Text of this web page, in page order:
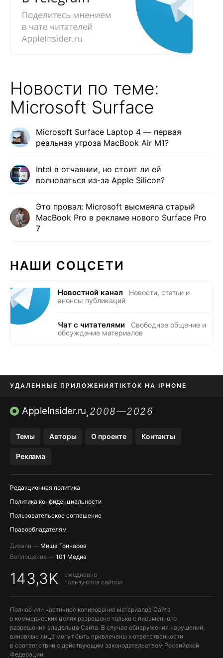
Новости по теме:
Microsoft Surface
Microsoft Surface Laptop 4 — первая
реальная угроза MacBook Air M1?
Intel в отчаянии, но стоит ли ей
волноваться из-за Apple Silicon?
Это провал: Microsoft высмеяла старый
MacBook Pro в рекламе нового Surface Pro
7
НАШИ СОЦСЕТИ
Новостной канал
Новости, статьи и
анонсы публикаций
Чат с читателями
Свободное общение и
обсуждение материалов
УДАЛЕННЫЕ ПРИЛОЖЕНИЯTIKTOK НА IPHONE
ПРИЛОЖЕНИЯ БЕЗ APP STORE
AppleInsider.ru,2008—2026
Темы Авторы О проекте Контакты
Реклама
Редакционная политика
Политика конфиденциальности
Пользовательское соглашение
Правообладателям
Дизайн — Миша Гончаров
Воплощение — 101 Медиа
143,3K
ежедневно
пользуются сайтом
Полное или частичное копирование материалов Сайта
в коммерческих целях разрешено только с письменного
разрешения владельца Сайта. В случае обнаружения нарушений,
виновные лица могут быть привлечены к ответственности
в соответствии с действующим законодательством Российской
Федерации.